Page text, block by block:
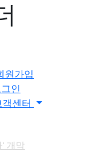
원가입
인
객센터
개막